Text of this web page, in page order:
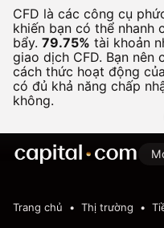
CFD là các công cụ
khiến bạn có thể nhanh
bẩy. 79.75% tài khoản
giao dịch CFD. Bạn nên
cách thức hoạt động
có đủ khả năng chấp
không.
Trang chủ Thị trường